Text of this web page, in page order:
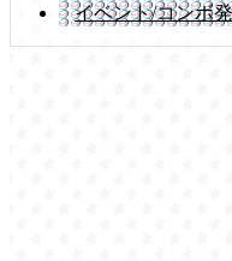
イベント/コンボ